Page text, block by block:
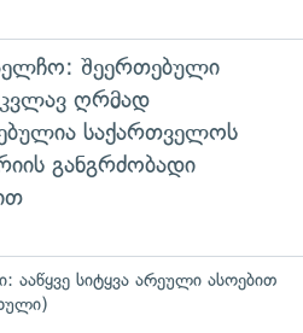
შეერთებული
კვლავ ღრმად
საქართველოს
განგრძობადი
ააწყვე სიტყვა არეული ასოებით